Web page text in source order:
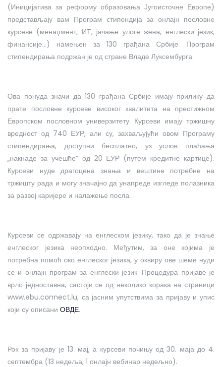
(Иницијатива за реформу образовања Југоисточне Европе)
представљају вам Програм стипендија за онлајн пословне
курсеве (менаџмент, ИТ, јачање улоге жена, енглески језик,
финансије…) намењен за 130 грађана Србије. Програм
стипендирања подржан је од стране Владе Луксембурга.
Ова понуда значи да 130 грађана Србије имају прилику да
прате пословне курсеве високог квалитета на престижном
Европском пословном универзитету. Курсеви имају тржишну
вредност од 740 ЕУР, али су, захваљујући овом Програму
стипендирања, доступни бесплатно, уз услов плаћања
„накнаде за учешће“ од 20 ЕУР (путем кредитне картице).
Курсеви нуде драгоцена знања и вештине потребне на
тржишту рада и могу значајно да унапреде изгледе полазника
за развој каријере и налажење посла.
Курсеви се одржавају на енглеском језику, тако да је знање
енглеског језика неопходно. Међутим, за оне којима је
потребна помоћ око енглеског језика, у оквиру ове шеме нуди
се и онлајн програм за енглески језик. Процедура пријаве је
врло једноставна, састоји се од неколико корака на страници
www.ebu.connect.lu, са јасним упутствима за пријаву и упис
који су описани ОВДЕ.
Рок за пријаву је 13. мај, а курсеви почињу од 30. маја до 4.
септембра (13 недеља, 1 онлајн вебинар недељно).